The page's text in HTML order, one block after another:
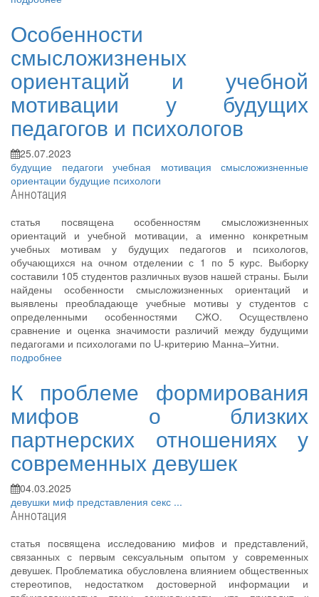
Особенности
смысложизненых
ориентаций и учебной
мотивации у будущих
педагогов и психологов
25.07.2023
будущие педагоги учебная мотивация смысложизненные
ориентации будущие психологи
Аннотация
статья посвящена особенностям смысложизненных
ориентаций и учебной мотивации, а именно конкретным
учебных мотивам у будущих педагогов и психологов,
обучающихся на очном отделении с 1 по 5 курс. Выборку
составили 105 студентов различных вузов нашей страны. Были
найдены особенности смысложизненных ориентаций и
выявлены преобладающе учебные мотивы у студентов с
определенными особенностями СЖО. Осуществлено
сравнение и оценка значимости различий между будущими
педагогами и психологами по U-критерию Манна–Уитни.
подробнее
К проблеме формирования
мифов о близких
партнерских отношениях у
современных девушек
04.03.2025
девушки миф представления секс ...
Аннотация
статья посвящена исследованию мифов и представлений,
связанных с первым сексуальным опытом у современных
девушек. Проблематика обусловлена влиянием общественных
стереотипов, недостатком достоверной информации и